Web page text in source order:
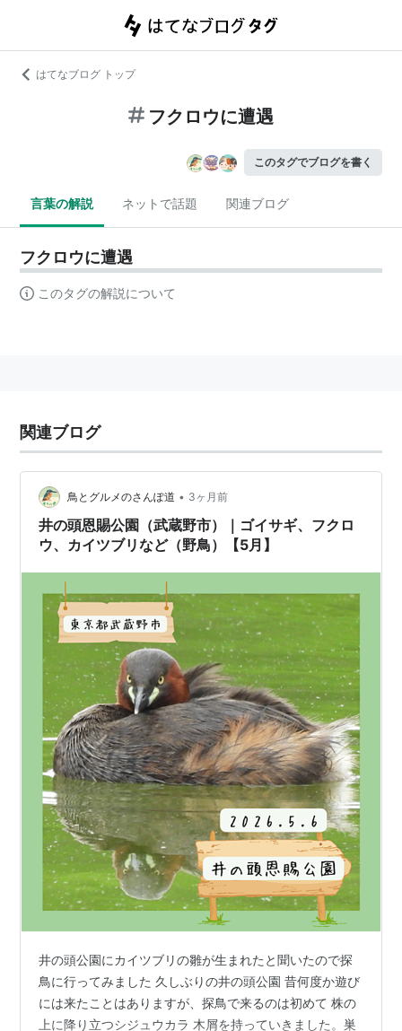
はてなブログ トップ
フクロウに遭遇
このタグでブログを書く
言葉の解説 ネットで話題 関連ブログ
フクロウに遭遇
このタグの解説について
関連ブログ
鳥とグルメのさんぽ道 • 3ヶ月前
井の頭恩賜公園（武蔵野市）｜ゴイサギ、フクロ
ウ、カイツブリなど（野鳥）【5月】
井の頭公園にカイツブリの雛が生まれたと聞いたので探
鳥に行ってみました 久しぶりの井の頭公園 昔何度か遊び
には来たことはありますが、探鳥で来るのは初めて 株の
上に降り立つシジュウカラ 木屑を持っていきました。巣